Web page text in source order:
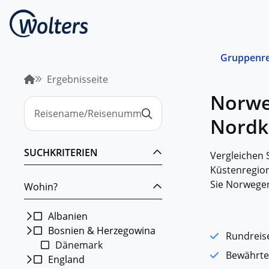
Ergebnisseite
SUCHKRITERIEN
Wohin?
Albanien
Bosnien & Herzegowina
Dänemark
England
Vergleichen
Sie